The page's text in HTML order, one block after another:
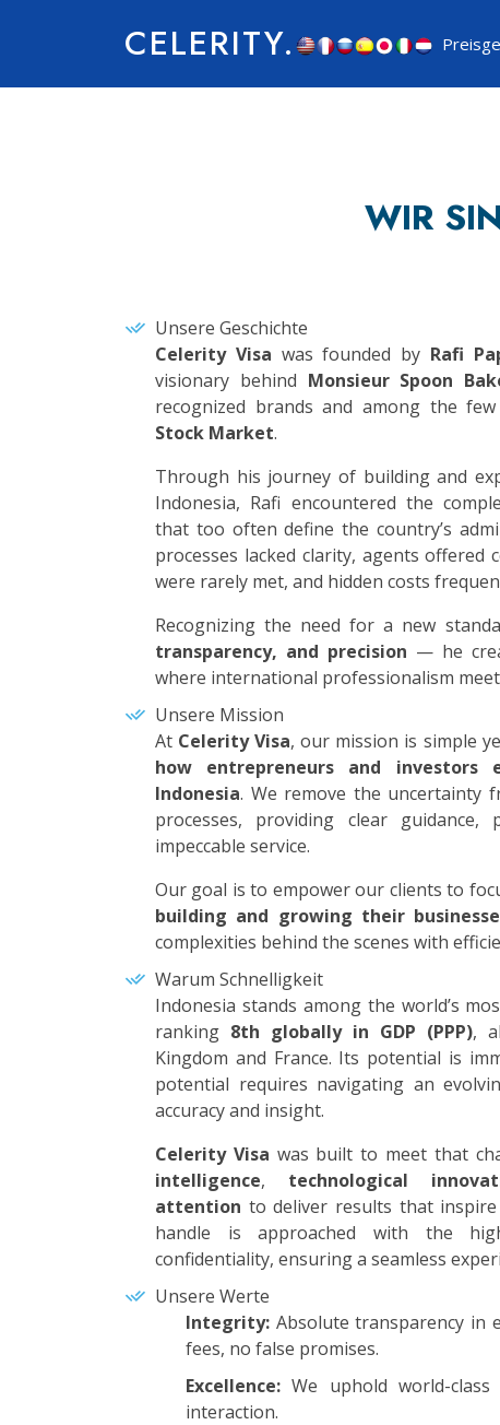
CELERITY.
WIR
Unsere Geschichte
Celerity Visa was founded by Rafi
visionary behind Monsieur Spoon
recognized brands and among the
Stock Market.
Through his journey of building and
Indonesia, Rafi encountered the
that too often define the country’s
processes lacked clarity, agents offered
were rarely met, and hidden costs
Recognizing the need for a new
transparency, and precision — he
where international professionalism
Unsere Mission
At Celerity Visa, our mission is simple
how entrepreneurs and investors
Indonesia. We remove the uncertainty
processes, providing clear guidance,
impeccable service.
Our goal is to empower our clients to
building and growing their
complexities behind the scenes with
Warum Schnelligkeit
Indonesia stands among the world’s
ranking 8th globally in GDP (PPP),
Kingdom and France. Its potential is
potential requires navigating an
accuracy and insight.
Celerity Visa was built to meet that
intelligence, technological
attention to deliver results that inspire
handle is approached with the
confidentiality, ensuring a seamless
Unsere Werte
Integrity: Absolute transparency in
fees, no false promises.
Excellence: We uphold world-
interaction.